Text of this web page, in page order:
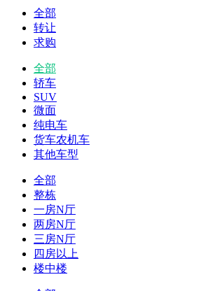
全部
转让
求购
全部
轿车
SUV
微面
纯电车
货车农机车
其他车型
全部
整栋
一房N厅
两房N厅
三房N厅
四房以上
楼中楼